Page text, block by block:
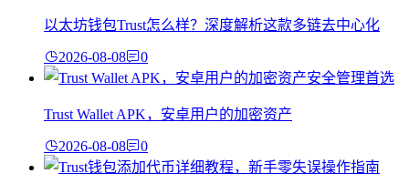
以太坊钱包Trust怎么样？深度解析这款多链去中心化
2026-08-08 0
Trust Wallet APK，安卓用户的加密资产
2026-08-08 0